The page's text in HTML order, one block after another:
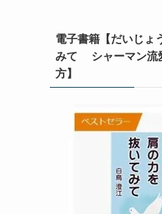
電子書籍【だいじょ
みて シャーマン流
方】